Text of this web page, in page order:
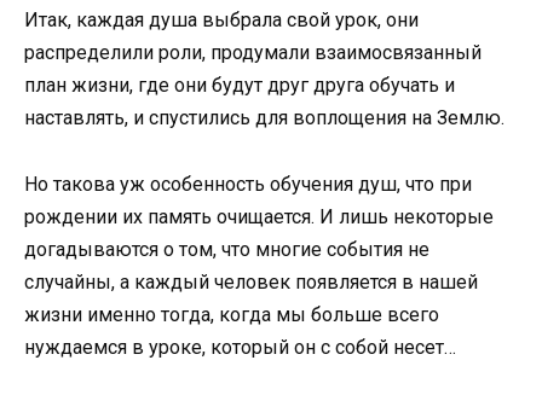
Итак, каждая душа выбрала свой урок, они
распределили роли, продумали взаимосвязанный
план жизни, где они будут друг друга обучать и
наставлять, и спустились для воплощения на Землю.
Но такова уж особенность обучения душ, что при
рождении их память очищается. И лишь некоторые
догадываются о том, что многие события не
случайны, а каждый человек появляется в нашей
жизни именно тогда, когда мы больше всего
нуждаемся в уроке, который он с собой несет…